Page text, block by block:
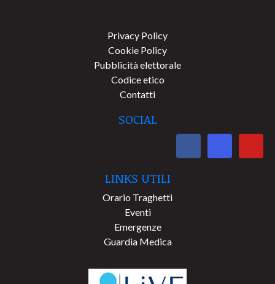
Privacy Policy
Cookie Policy
Pubblicità elettorale
Codice etico
Contatti
SOCIAL
LINKS UTILI
Orario Traghetti
Eventi
Emergenze
Guardia Medica